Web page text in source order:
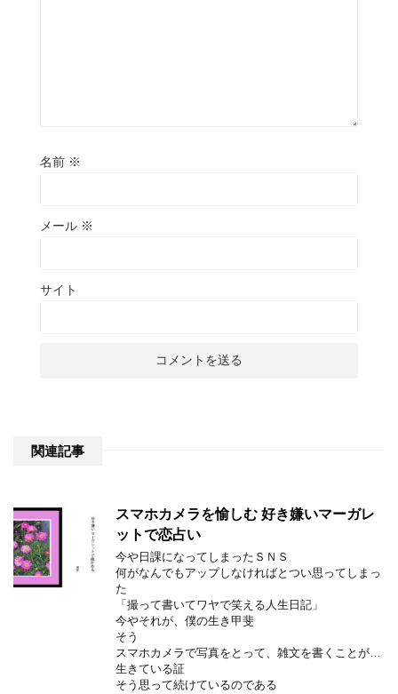
名前 ※
メール ※
サイト
関連記事
スマホカメラを愉しむ 好き嫌いマーガレ
ットで恋占い
今や日課になってしまったＳＮＳ
何がなんでもアップしなければとつい思ってしまっ
た
「撮って書いてワヤで笑える人生日記」
今やそれが、僕の生き甲斐
そう
スマホカメラで写真をとって、雑文を書くことが…
生きている証
そう思って続けているのである